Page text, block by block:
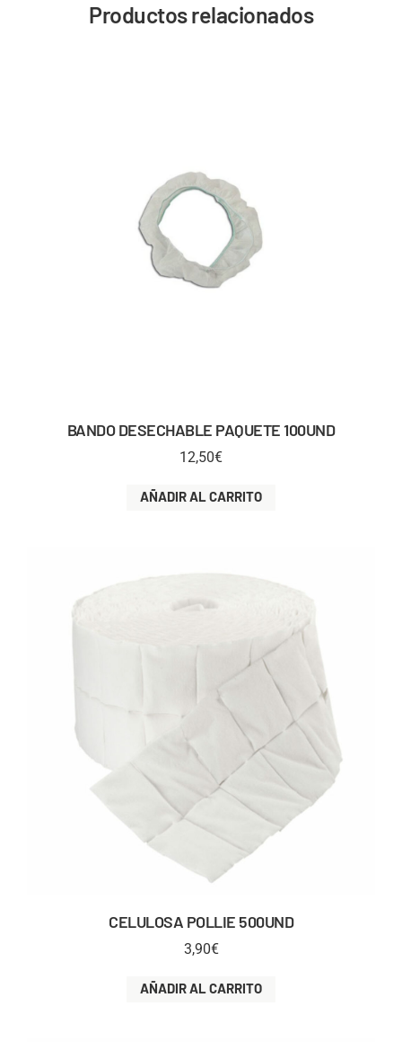
Productos relacionados
BANDO DESECHABLE PAQUETE 100UND
12,50€
AÑADIR AL CARRITO
CELULOSA POLLIE 500UND
3,90€
AÑADIR AL CARRITO